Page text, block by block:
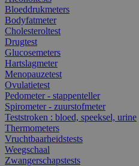
Bloeddrukmeters
Bodyfatmeter
Cholesteroltest
Drugtest
Glucosemeters
Hartslagmeter
Menopauzetest
Ovulatietest
Pedometer - stappenteller
Spirometer - zuurstofmeter
Teststroken : bloed, speeksel, urine
Thermometers
Vruchtbaarheidstests
Weegschaal
Zwangerschapstests